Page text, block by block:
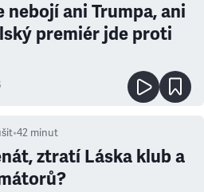
nebojí ani Trumpa, ani
premiér jde proti
•42 minut
ztratí Láska klub a